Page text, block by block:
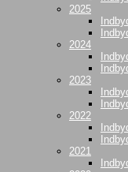
2025
2024
2023
2022
2021